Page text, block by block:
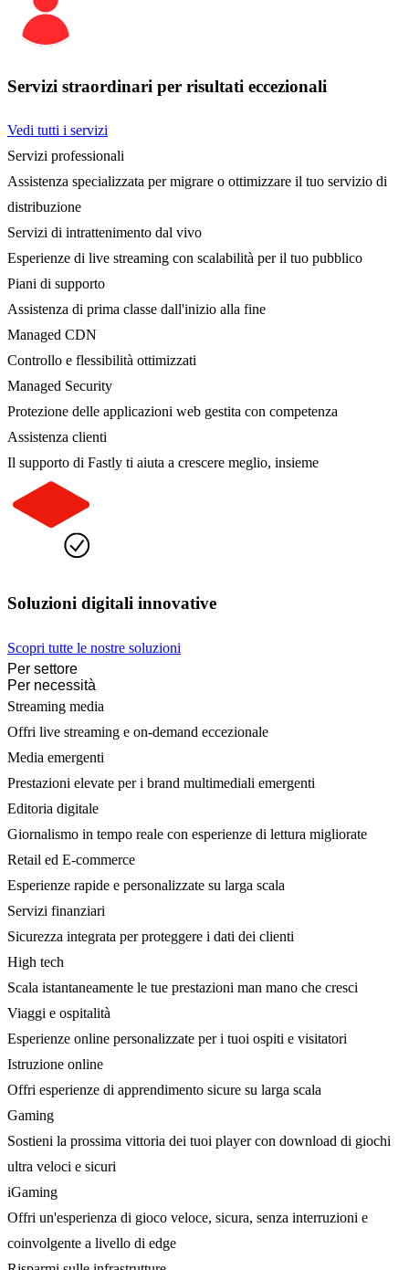
Servizi straordinari per risultati eccezionali
Vedi tutti i servizi
Servizi professionali
Assistenza specializzata per migrare o ottimizzare il tuo servizio di
distribuzione
Servizi di intrattenimento dal vivo
Esperienze di live streaming con scalabilità per il tuo pubblico
Piani di supporto
Assistenza di prima classe dall'inizio alla fine
Managed CDN
Controllo e flessibilità ottimizzati
Managed Security
Protezione delle applicazioni web gestita con competenza
Assistenza clienti
Il supporto di Fastly ti aiuta a crescere meglio, insieme
Soluzioni digitali innovative
Scopri tutte le nostre soluzioni
Per settore
Per necessità
Streaming media
Offri live streaming e on-demand eccezionale
Media emergenti
Prestazioni elevate per i brand multimediali emergenti
Editoria digitale
Giornalismo in tempo reale con esperienze di lettura migliorate
Retail ed E-commerce
Esperienze rapide e personalizzate su larga scala
Servizi finanziari
Sicurezza integrata per proteggere i dati dei clienti
High tech
Scala istantaneamente le tue prestazioni man mano che cresci
Viaggi e ospitalità
Esperienze online personalizzate per i tuoi ospiti e visitatori
Istruzione online
Offri esperienze di apprendimento sicure su larga scala
Gaming
Sostieni la prossima vittoria dei tuoi player con download di giochi
ultra veloci e sicuri
iGaming
Offri un'esperienza di gioco veloce, sicura, senza interruzioni e
coinvolgente a livello di edge